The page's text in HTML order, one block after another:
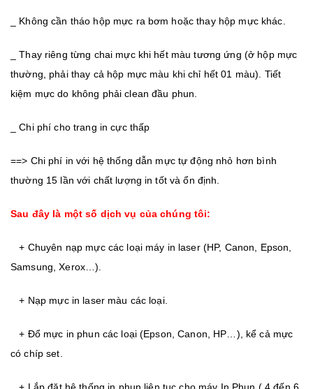
_ Không cần tháo hộp mực ra bơm hoặc thay hộp mực khác.
_ Thay riêng từng chai mực khi hết màu tương ứng (ở hộp mực
thường, phải thay cả hộp mực màu khi chỉ hết 01 màu). Tiết
kiệm mực do không phải clean đầu phun.
_ Chi phí cho trang in cực thấp
==> Chi phí in với hệ thống dẫn mực tự động nhỏ hơn bình
thường 15 lần với chất lượng in tốt và ổn định.
Sau đây là một số dịch vụ của chúng tôi:
+ Chuyên nạp mực các loại máy in laser (HP, Canon, Epson,
Samsung, Xerox…).
+ Nạp mực in laser màu các loại.
+ Đổ mực in phun các loại (Epson, Canon, HP…), kể cả mực
có chíp set.